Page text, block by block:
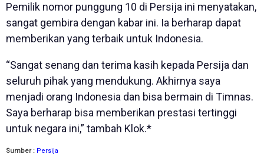
Pemilik nomor punggung 10 di Persija ini menyatakan,
sangat gembira dengan kabar ini. Ia berharap dapat
memberikan yang terbaik untuk Indonesia.
“Sangat senang dan terima kasih kepada Persija dan
seluruh pihak yang mendukung. Akhirnya saya
menjadi orang Indonesia dan bisa bermain di Timnas.
Saya berharap bisa memberikan prestasi tertinggi
untuk negara ini,” tambah Klok.*
Sumber : Persija